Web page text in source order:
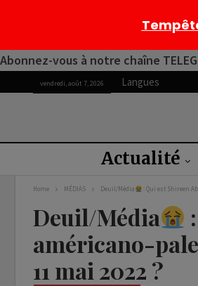
Abonnez-vous à notre chaîne
vendredi, août 7, 2026 Langues
Actualité
Home MÉDIAS Deuil/Média : Qui est Shireen
Deuil/Média
américano-
11 mai 2022 ?